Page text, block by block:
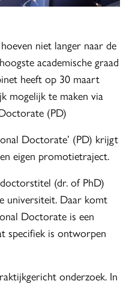
niet langer naar de
academische graad
heeft op 30 maart
mogelijk te maken via
(PD)
Doctorate’ (PD) krijgt
eigen promotietraject.
(dr. of PhD)
universiteit. Daar komt
Doctorate is een
specifiek is ontworpen
onderzoek. In